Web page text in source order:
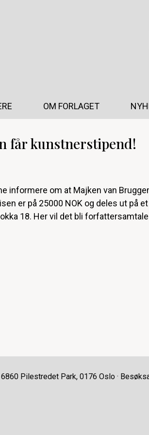
OM FORLAGET
får kunstnerstipend!
informere om at Majken van
er på 25000 NOK og deles ut på
18. Her vil det bli
Pilestredet Park, 0176 Oslo ·